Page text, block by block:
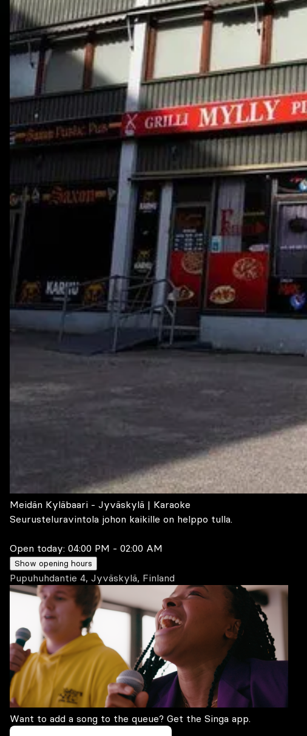
Meidän Kyläbaari - Jyväskylä | Karaoke
Seurusteluravintola johon kaikille on helppo tulla.
Open today: 04:00 PM - 02:00 AM
Show opening hours
Pupuhuhdantie 4, Jyväskylä, Finland
Want to add a song to the queue? Get the Singa app.